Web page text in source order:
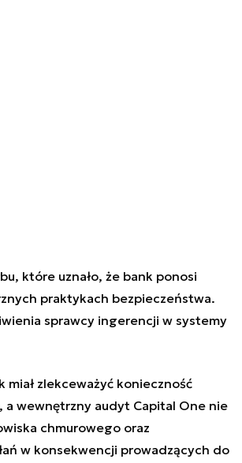
które uznało, że bank ponosi
praktykach bezpieczeństwa.
sprawcy ingerencji w systemy
miał zlekceważyć konieczność
wewnętrzny audyt Capital One nie
chmurowego oraz
w konsekwencji prowadzących do